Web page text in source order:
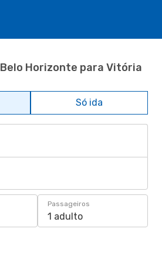
Horizonte para Vitória
Só ida
Passageiros
1 adulto